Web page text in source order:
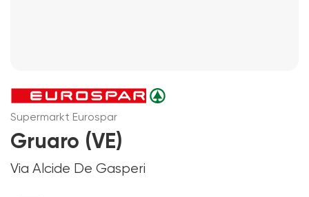
Supermarkt Eurospar
Gruaro (VE)
Via Alcide De Gasperi